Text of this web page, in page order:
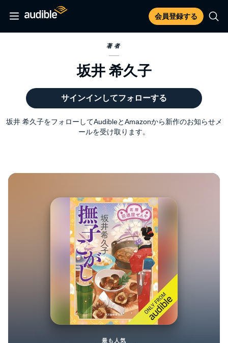
会員登録する
著者
坂井 希久子
サインインしてフォローする
坂井 希久子をフォローしてAudibleとAmazonから新作のお知らせメ
ールを受け取ります。
最も人気